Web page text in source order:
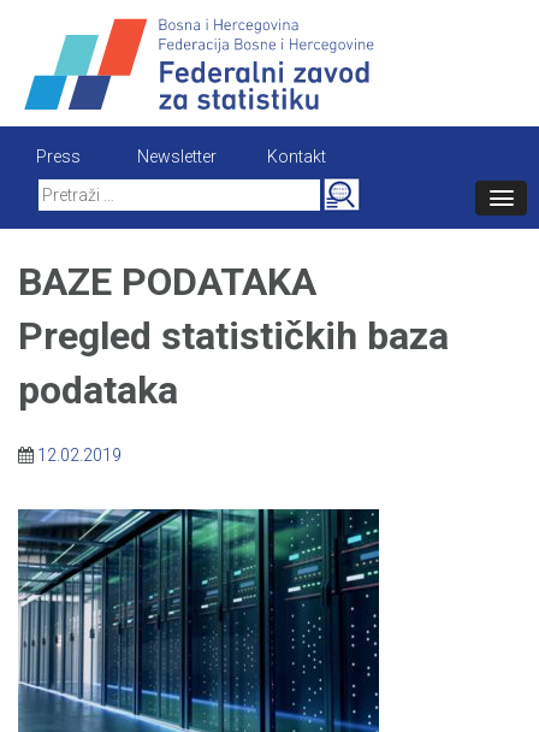
content
Press Newsletter
Kontakt
Search
for:
BAZE PODATAKA
Pregled statističkih baza
podataka
12.02.2019